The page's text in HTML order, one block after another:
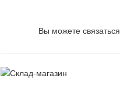
Вы можете